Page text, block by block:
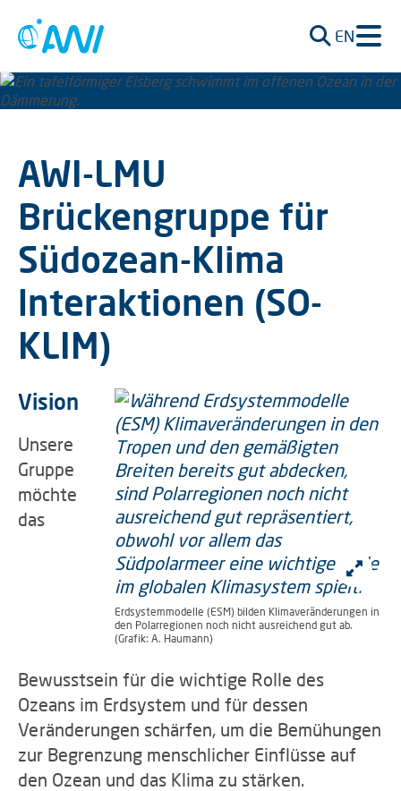
EN
AWI-LMU
Brückengruppe für
Südozean-Klima
lnteraktionen (SO-
KLIM)
Erdsystemmodelle (ESM) bilden Klimaveränderungen in
den Polarregionen noch nicht ausreichend gut ab.
(Grafik: A. Haumann)
Vision
Unsere
Gruppe
möchte
das
Bewusstsein für die wichtige Rolle des
Ozeans im Erdsystem und für dessen
Veränderungen schärfen, um die Bemühungen
zur Begrenzung menschlicher Einflüsse auf
den Ozean und das Klima zu stärken.